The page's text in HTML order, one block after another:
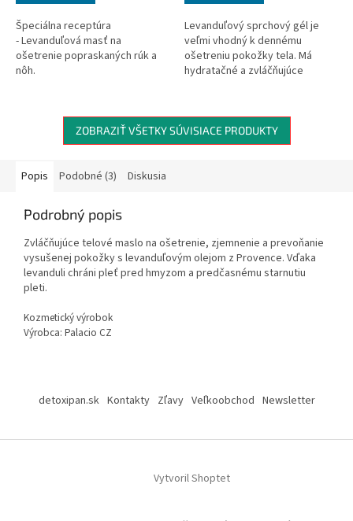
Špeciálna receptúra
- Levanduľová masť na
ošetrenie popraskaných rúk a
nôh.
Levanduľový sprchový gél je
veľmi vhodný k dennému
ošetreniu pokožky tela. Má
hydratačné a zvláčňujúce
charakteru.
ZOBRAZIŤ VŠETKY SÚVISIACE PRODUKTY
Popis Podobné (3) Diskusia
Podrobný popis
Zvláčňujúce telové maslo na ošetrenie, zjemnenie a prevoňanie
vysušenej pokožky s levanduľovým olejom z Provence. Vďaka
levanduli chráni pleť pred hmyzom a predčasnému starnutiu
pleti.
Kozmetický výrobok
Výrobca: Palacio CZ
detoxipan.sk Kontakty Zľavy Veľkoobchod Newsletter
Vytvoril Shoptet